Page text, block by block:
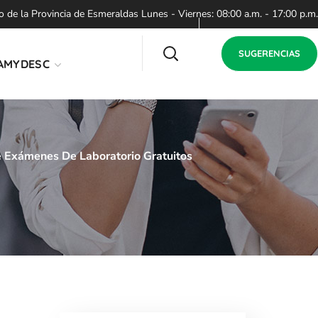
la Provincia de Esmeraldas Lunes - Viernes: 08:00 a.m. - 17:00 p.m.
SUGERENCIAS
Exámenes De Laboratorio Gratuitos